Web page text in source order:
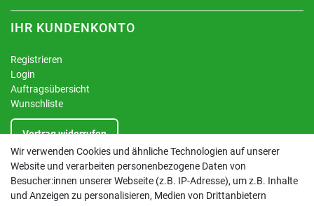
IHR KUNDENKONTO
Registrieren
Login
Auftragsübersicht
Wunschliste
Vertrag widerrufen
INFORMATIONEN
Wir verwenden Cookies und ähnliche Technologien auf unserer
Website und verarbeiten personenbezogene Daten von
Besucher:innen unserer Webseite (z.B. IP-Adresse), um z.B. Inhalte
und Anzeigen zu personalisieren, Medien von Drittanbietern